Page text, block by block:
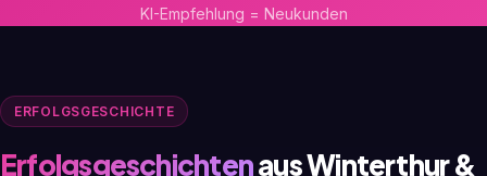
KI-Empfehlung = Neukunden
ERFOLGSGESCHICHTE
Erfolgsgeschichtenaus Winterthur &